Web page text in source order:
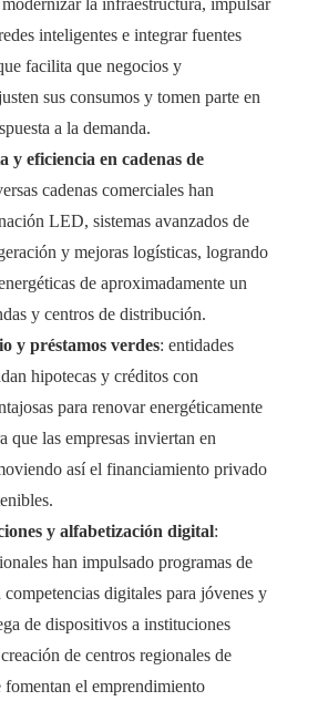
la infraestructura, impulsar
inteligentes e integrar fuentes
facilita que negocios y
sus consumos y tomen parte en
a la demanda.
y eficiencia en cadenas de
cadenas comerciales han
LED, sistemas avanzados de
y mejoras logísticas, logrando
de aproximadamente un
y centros de distribución.
y préstamos verdes: entidades
hipotecas y créditos con
para renovar energéticamente
que las empresas inviertan en
así el financiamiento privado
y alfabetización digital:
han impulsado programas de
competencias digitales para jóvenes y
de dispositivos a instituciones
de centros regionales de
el emprendimiento